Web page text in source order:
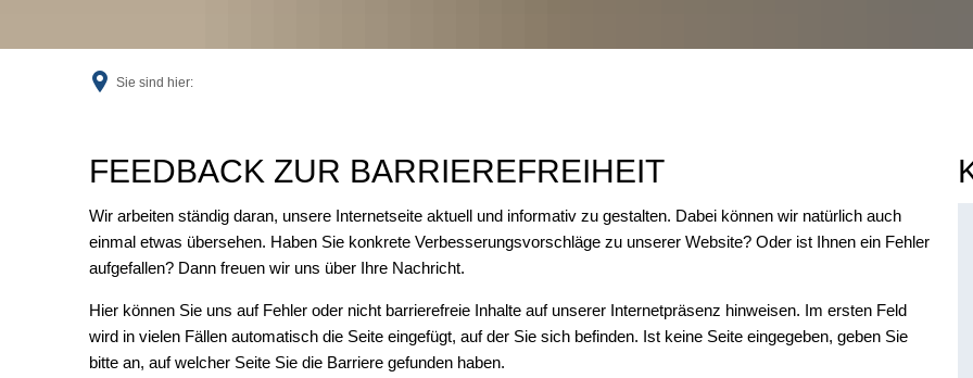
Sie sind hier:
FeedbackFEEDBACK ZUR BARRIEREFREIHEIT
Wir arbeiten ständig daran, unsere Internetseite aktuell und informativ zu gestalten. Dabei können wir natürlich auch
einmal etwas übersehen. Haben Sie konkrete Verbesserungsvorschläge zu unserer Website? Oder ist Ihnen ein Fehler
aufgefallen? Dann freuen wir uns über Ihre Nachricht.
Hier können Sie uns auf Fehler oder nicht barrierefreie Inhalte auf unserer Internetpräsenz hinweisen. Im ersten Feld
wird in vielen Fällen automatisch die Seite eingefügt, auf der Sie sich befinden. Ist keine Seite eingegeben, geben Sie
bitte an, auf welcher Seite Sie die Barriere gefunden haben.